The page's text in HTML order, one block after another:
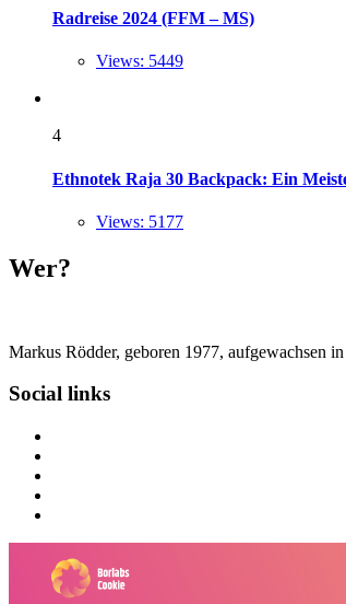
Radreise 2024 (FFM – MS)
Views: 5449
4
Ethnotek Raja 30 Backpack: Ein
Views: 5177
Wer?
Markus Rödder, geboren 1977, aufgewachsen
Social links